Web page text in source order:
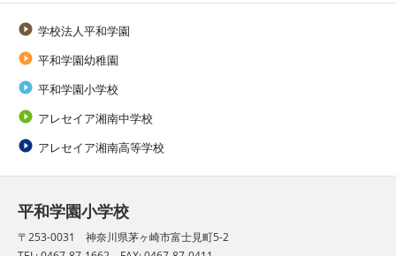
 学校法人平和学園
 平和学園幼稚園
 平和学園小学校
 アレセイア湘南中学校
 アレセイア湘南高等学校
平和学園小学校
〒253-0031 神奈川県茅ヶ崎市富士見町5-2